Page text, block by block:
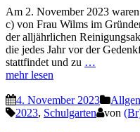
Am 2. November 2023
c) von Frau Wilms im
der alljährlichen
die jedes Jahr vor der
stattfindet und zu …
mehr lesen
4. November 2023
2023, Schulgarten von